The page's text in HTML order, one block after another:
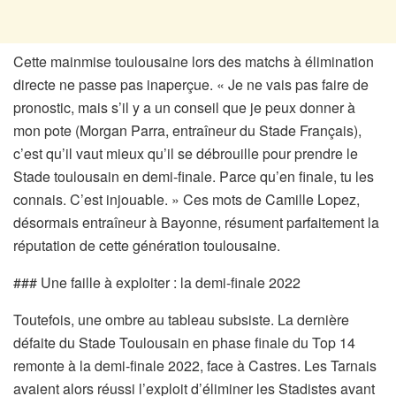
Cette mainmise toulousaine lors des matchs à élimination
directe ne passe pas inaperçue. « Je ne vais pas faire de
pronostic, mais s’il y a un conseil que je peux donner à
mon pote (Morgan Parra, entraîneur du Stade Français),
c’est qu’il vaut mieux qu’il se débrouille pour prendre le
Stade toulousain en demi-finale. Parce qu’en finale, tu les
connais. C’est injouable. » Ces mots de Camille Lopez,
désormais entraîneur à Bayonne, résument parfaitement la
réputation de cette génération toulousaine.
### Une faille à exploiter : la demi-finale 2022
Toutefois, une ombre au tableau subsiste. La dernière
défaite du Stade Toulousain en phase finale du Top 14
remonte à la demi-finale 2022, face à Castres. Les Tarnais
avaient alors réussi l’exploit d’éliminer les Stadistes avant